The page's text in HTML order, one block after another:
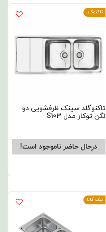
تاکنوگلد
تاکنوگلد سینک ظرفشویی دو
لگن توکار مدل S103
درحال حاضر ناموجود است!
نیک کالا